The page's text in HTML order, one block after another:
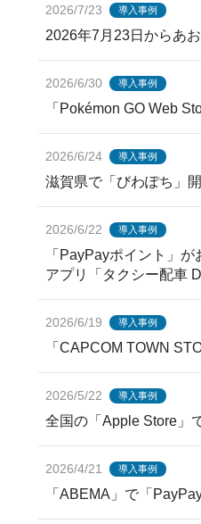
2026/7/23 導入事例
2026年7月23日からあ
2026/6/30 導入事例
「Pokémon GO Web
2026/6/24 導入事例
滋賀県で「びわぽち」
2026/6/22 導入事例
「PayPayポイント」
アプリ「タクシー配車
2026/6/19 導入事例
「CAPCOM TOWN
2026/5/22 導入事例
全国の「Apple Store」
2026/4/21 導入事例
「ABEMA」で「